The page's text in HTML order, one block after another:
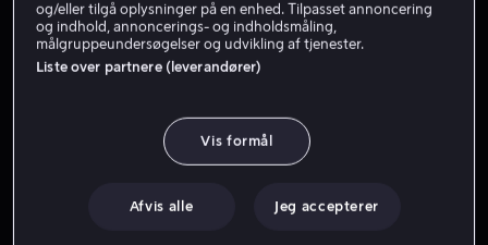
Køb 109 kr
Se trailer
Efter et uventet gensyn med sin for længst forsvundne
Efter et uventet gensyn med sin for længst forsvundne
perfekt forkælede liv for at slutte sig til Vic i et hylende
og/eller tilgå oplysninger på en enhed. Tilpasset annoncering
og indhold, annoncerings- og indholdsmåling,
målgruppeundersøgelser og udvikling af tjenester.
Liste over partnere (leverandører)
Vis formål
Afvis alle Jeg accepterer